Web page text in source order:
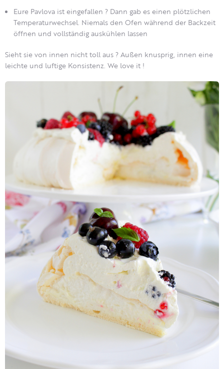
Eure Pavlova ist eingefallen ? Dann gab es einen plötzlichen
Temperaturwechsel. Niemals den Ofen während der Backzeit
öffnen und vollständig auskühlen lassen
Sieht sie von innen nicht toll aus ?Außen knusprig, innen eine
leichte und luftige Konsistenz. We love it !